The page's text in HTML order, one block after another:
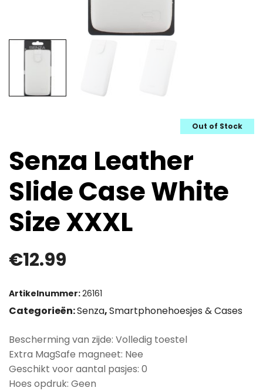
Out of Stock
Senza Leather
Slide Case White
Size XXXL
€12.99
Artikelnummer:26161
Categorieën:Senza,Smartphonehoesjes & Cases
Bescherming van zijde: Volledig toestel
Extra MagSafe magneet: Nee
Geschikt voor aantal pasjes: 0
Hoes opdruk: Geen